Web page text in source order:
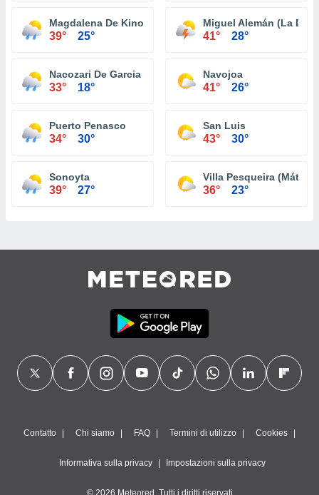
Magdalena De Kino
39° 25°
Miguel Alemán (La
41° 28°
Nacozari De Garcia
33° 18°
Navojoa
41° 26°
Puerto Penasco
34° 30°
San Luis
43° 30°
Sonoyta
39° 27°
Villa Pesqueira
36° 23°
Contatto Chi siamo FAQ Termini di utilizzo Cookies
Informativa sulla privacy Impostazioni sulla privacy
© 2026 Meteored. Tutti i diritti riservati